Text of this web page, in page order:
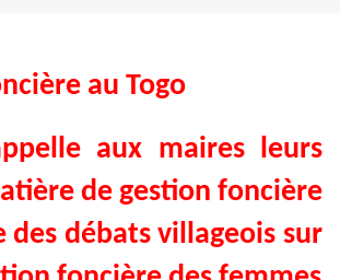
au Togo
aux maires leurs
de gestion foncière
des débats villageois sur